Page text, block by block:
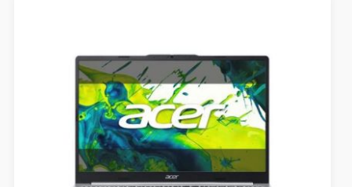
HERNÍ MYŠI
ROZŠIŘUJÍCÍ KARTY
BACKUP SERVER
PROJEKTORY
OSVĚTLENÍ
PATCH PANELY